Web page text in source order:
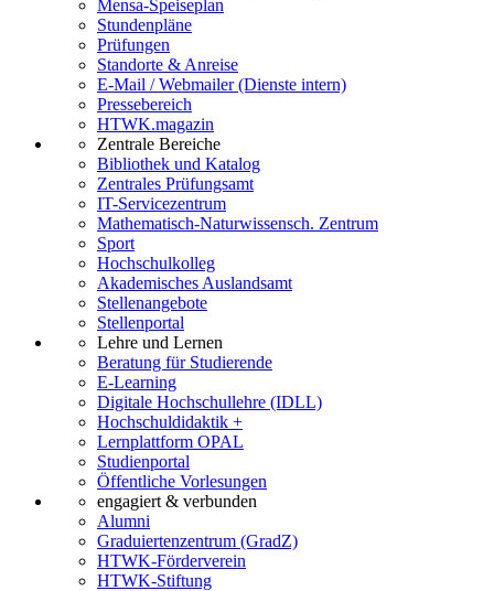
Mensa-Speiseplan
Stundenpläne
Prüfungen
Standorte & Anreise
E-Mail / Webmailer (Dienste intern)
Pressebereich
HTWK.magazin
Zentrale Bereiche
Bibliothek und Katalog
Zentrales Prüfungsamt
IT-Servicezentrum
Mathematisch-Naturwissensch. Zentrum
Sport
Hochschulkolleg
Akademisches Auslandsamt
Stellenangebote
Stellenportal
Lehre und Lernen
Beratung für Studierende
E-Learning
Digitale Hochschullehre (IDLL)
Hochschuldidaktik +
Lernplattform OPAL
Studienportal
Öffentliche Vorlesungen
engagiert & verbunden
Alumni
Graduiertenzentrum (GradZ)
HTWK-Förderverein
HTWK-Stiftung